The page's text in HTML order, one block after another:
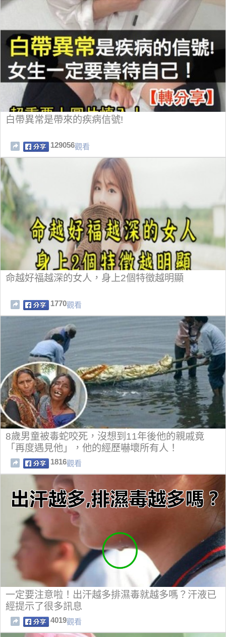
白帶異常是帶來的疾病信號!
129056觀看
命越好福越深的女人，身上2個特徵越明顯
1770觀看
8歲男童被毒蛇咬死，沒想到11年後他的親戚竟
「再度遇見他」，他的經歷嚇壞所有人！
1816觀看
一定要注意啦！出汗越多排濕毒就越多嗎？汗液已
經提示了很多訊息
4019觀看